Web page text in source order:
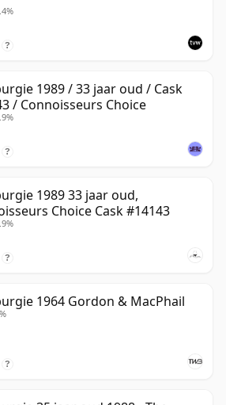
?
1989 / 33 jaar oud / Cask
/ Connoisseurs Choice
?
1989 33 jaar oud,
Choice Cask #14143
?
1964 Gordon & MacPhail
?